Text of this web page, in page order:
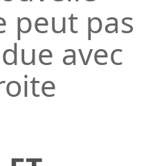
peut pas
avec